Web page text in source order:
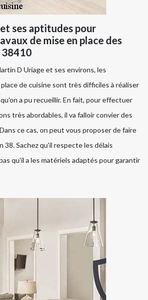
ses aptitudes pour
de mise en place des
38410
D Uriage et ses environs, les
de cuisine sont très difficiles à réaliser
a pu recueillir. En fait, pour effectuer
très abordables, il va falloir convier des
ce cas, on peut vous proposer de faire
38. Sachez qu'il respecte les délais
qu'il a les matériels adaptés pour garantir